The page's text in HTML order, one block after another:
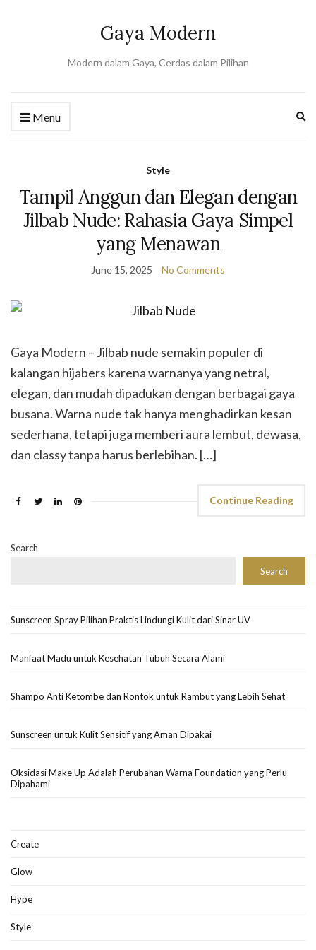
Gaya Modern
Modern dalam Gaya, Cerdas dalam Pilihan
Menu
Style
Tampil Anggun dan Elegan dengan
Jilbab Nude: Rahasia Gaya Simpel
yang Menawan
June 15, 2025 No Comments
Gaya Modern – Jilbab nude semakin populer di
kalangan hijabers karena warnanya yang netral,
elegan, dan mudah dipadukan dengan berbagai gaya
busana. Warna nude tak hanya menghadirkan kesan
sederhana, tetapi juga memberi aura lembut, dewasa,
dan classy tanpa harus berlebihan. […]
Continue Reading
Search
Search
Sunscreen Spray Pilihan Praktis Lindungi Kulit dari Sinar UV
Manfaat Madu untuk Kesehatan Tubuh Secara Alami
Shampo Anti Ketombe dan Rontok untuk Rambut yang Lebih Sehat
Sunscreen untuk Kulit Sensitif yang Aman Dipakai
Oksidasi Make Up Adalah Perubahan Warna Foundation yang Perlu
Dipahami
Create
Glow
Hype
Style